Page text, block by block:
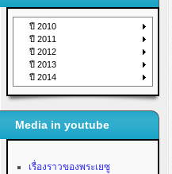
ปี 2010
ปี 2011
ปี 2012
ปี 2013
ปี 2014
Media in youtube
เรื่องราวของพระเยซู